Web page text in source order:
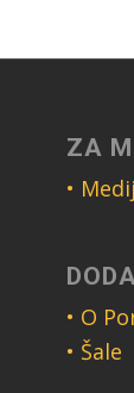
ZA
•
• O
• Šale